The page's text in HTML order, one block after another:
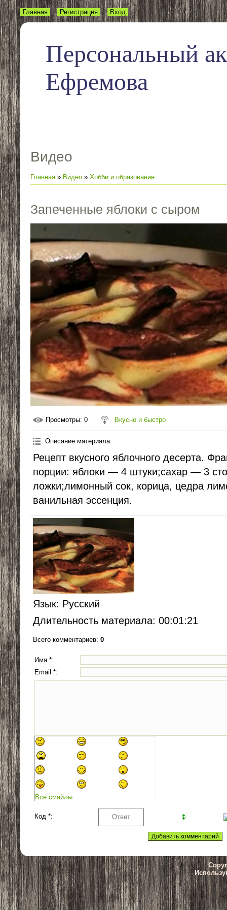
Персональный
Ефремова
Главная Регистрация Вход
Видео
Главная » Видео » Хобби и образование
Запеченные яблоки с сыром
Просмотры: 0 Вкусно и быстро
Описание материала:
Рецепт вкусного яблочного десерта.
порции: яблоки — 4 штуки;сахар — 3
ложки;лимонный сок, корица, цедра
ванильная эссенция.
Язык: Русский
Длительность материала: 00:01:21
Всего комментариев: 0
Имя *:
Email *:
Все смайлы
Код *: